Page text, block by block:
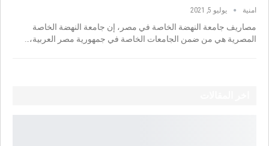
امنية يوليو 5, 2021
مصاريف جامعة النهضة الخاصة في مصر، إن جامعة النهضة الخاصة
المصرية هي من ضمن الجامعات الخاصة في جمهورية مصر العربية،…